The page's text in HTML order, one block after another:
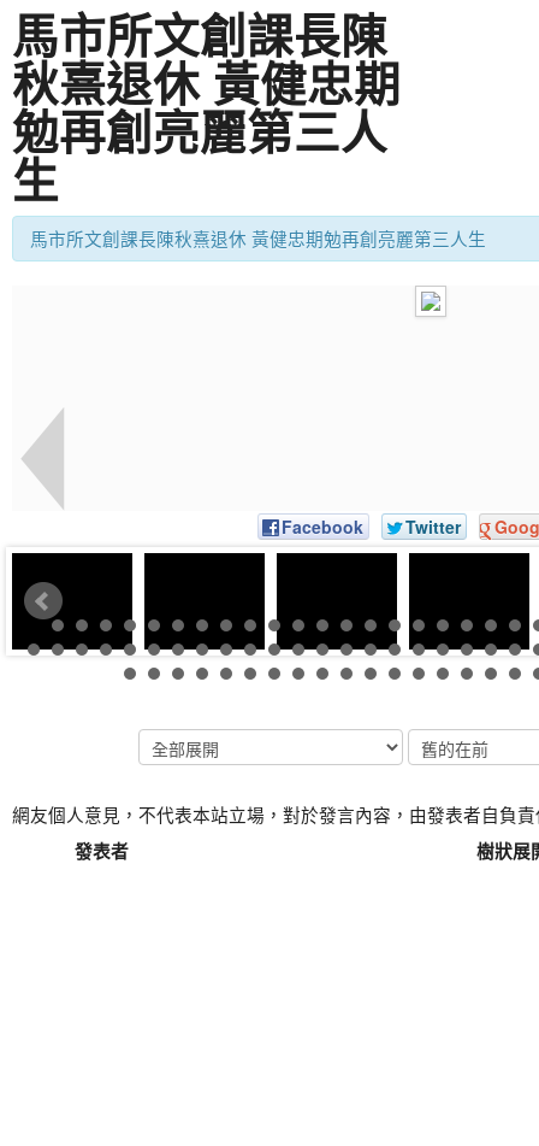
馬市所文創課長陳
秋熹退休 黃健忠期
勉再創亮麗第三人
生
馬市所文創課長陳秋熹退休 黃健忠期勉再創亮麗第三人生
Facebook Twitter
網友個人意見，不代表本站立場，對於發言內容，由發表者自負
發表者
樹狀展